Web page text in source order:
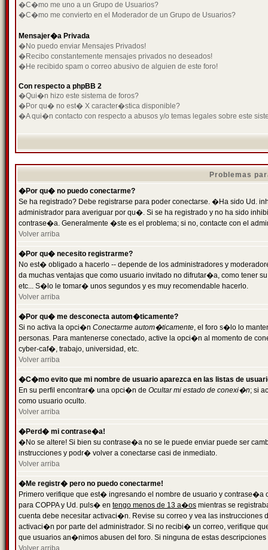
�C�mo me uno a un Grupo de Usuarios?
�C�mo me convierto en el Moderador de un Grupo de Usuarios?
Mensajer�a Privada
�No puedo enviar Mensajes Privados!
�Recibo constantemente mensajes privados no deseados!
�He recibido spam o correo abusivo de alguien de este foro!
Con respecto a phpBB 2
�Qui�n hizo este sistema de foros?
�Por qu� no est� X caracter�stica disponible?
�A qui�n contacto con respecto a abusos y/o temas legales sobre este
Problemas
�Por qu� no puedo conectarme?
Se ha registrado? Debe registrarse para poder conectarse. �Ha sido Ud.
administrador para averiguar por qu�. Si se ha registrado y no ha sido
contrase�a. Generalmente �ste es el problema; si no, contacte con el
Volver arriba
�Por qu� necesito registrarme?
No est� obligado a hacerlo -- depende de los administradores y
da muchas ventajas que como usuario invitado no difrutar�a, como tener
etc... S�lo le tomar� unos segundos y es muy recomendable hacerlo.
Volver arriba
�Por qu� me desconecta autom�ticamente?
Si no activa la opci�n Conectarme autom�ticamente, el foro s�lo lo
personas. Para mantenerse conectado, active la opci�n al momento de
cyber-caf�, trabajo, universidad, etc.
Volver arriba
�C�mo evito que mi nombre de usuario aparezca en las listas de
En su perfil encontrar� una opci�n de Ocultar mi estado de conexi�n; si
como usuario oculto.
Volver arriba
�Perd� mi contrase�a!
�No se altere! Si bien su contrase�a no se le puede enviar puede ser
instrucciones y podr� volver a conectarse casi de inmediato.
Volver arriba
�Me registr� pero no puedo conectarme!
Primero verifique que est� ingresando el nombre de usuario y
para COPPA y Ud. puls� en tengo menos de 13 a�os mientras se
cuenta debe necesitar activaci�n. Revise su correo y vea las
activaci�n por parte del administrador. Si no recibi� un correo, verifique
que usuarios an�nimos abusen del foro. Si ninguna de estas
Volver arriba